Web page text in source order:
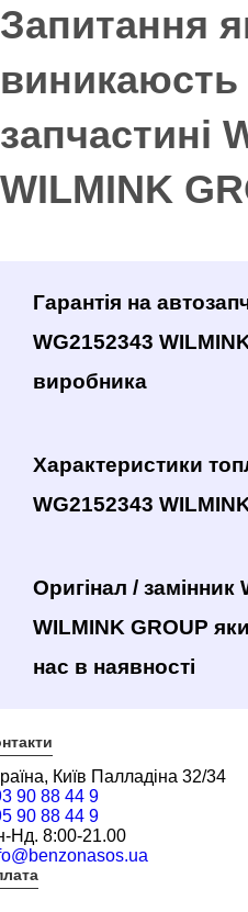
Запитання
виникаюсть
запчастині
WILMINK
Гарантія на
WG2152343
виробника
Характеристики
WG2152343
Оригінал / замінник
WILMINK GROUP
нас в наявності
Київ Палладіна 32/34
90 88 44 9
90 88 44 9
Нд. 8:00-21.00